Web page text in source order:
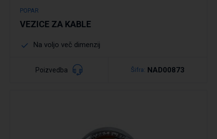
POPAR
VEZICE ZA KABLE
Na voljo več dimenzij
Poizvedba Šifra: NAD00873